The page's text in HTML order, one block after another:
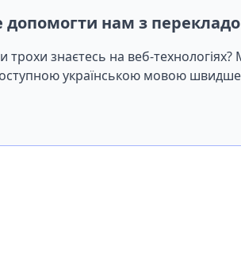
нам з
трохи знаєтесь на веб-
українською мовою